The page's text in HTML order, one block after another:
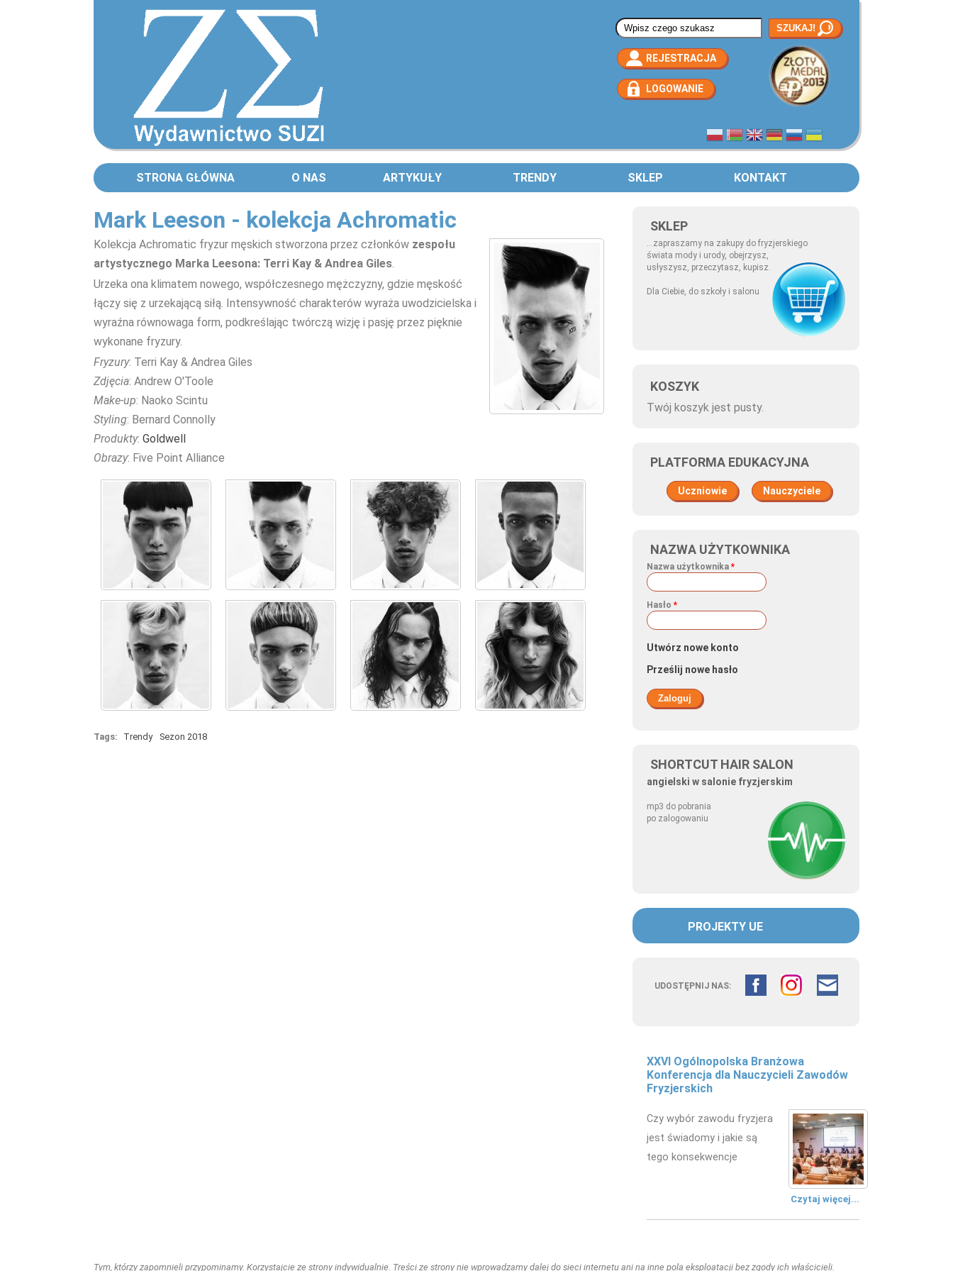
Formularz wyszukiwania
REJESTRACJA
LOGOWANIE
STRONA GŁÓWNA O NAS ARTYKUŁY TRENDY SKLEP KONTAKT
SKLEP
...zapraszamy na zakupy do fryzjerskiego
świata mody i urody, obejrzysz,
usłyszysz, przeczytasz, kupisz.
Dla Ciebie, do szkoły i salonu
KOSZYK
Twój koszyk jest pusty.
PLATFORMA EDUKACYJNA
Uczniowie Nauczyciele
NAZWA UŻYTKOWNIKA
Nazwa użytkownika *
Hasło *
Utwórz nowe konto
Prześlij nowe hasło
SHORTCUT HAIR SALON
angielski w salonie fryzjerskim
mp3 do pobrania
po zalogowaniu
PROJEKTY UE
UDOSTĘPNIJ NAS:
XXVI Ogólnopolska Branżowa
Konferencja dla Nauczycieli Zawodów
Fryzjerskich
Czy wybór zawodu fryzjera
jest świadomy i jakie są
tego konsekwencje
Czytaj więcej...
Mark Leeson - kolekcja Achromatic
Kolekcja Achromatic fryzur męskich stworzona przez członków zespołu
artystycznego Marka Leesona: Terri Kay & Andrea Giles.
Urzeka ona klimatem nowego, współczesnego mężczyzny, gdzie męskość
łączy się z urzekającą siłą. Intensywność charakterów wyraża uwodzicielska i
wyraźna równowaga form, podkreślając twórczą wizję i pasję przez pięknie
wykonane fryzury.
Fryzury: Terri Kay & Andrea Giles
Zdjęcia: Andrew O'Toole
Make-up: Naoko Scintu
Styling: Bernard Connolly
Produkty: Goldwell
Obrazy: Five Point Alliance
Tags: Trendy Sezon 2018
Tym, którzy zapomnieli przypominamy. Korzystajcie ze strony indywidualnie. Treści ze strony nie wprowadzamy dalej do sieci internetu ani na inne pola eksploatacji bez zgody ich właścicieli.